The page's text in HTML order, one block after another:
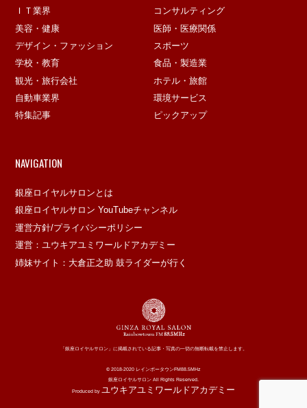
ＩＴ業界
コンサルティング
美容・健康
医師・医療関係
デザイン・ファッション
スポーツ
学校・教育
食品・製造業
観光・旅行会社
ホテル・旅館
自動車業界
環境サービス
特集記事
ピックアップ
NAVIGATION
銀座ロイヤルサロンとは
銀座ロイヤルサロン YouTubeチャンネル
運営方針/プライバシーポリシー
運営：ユウキアユミワールドアカデミー
姉妹サイト：大倉正之助 鼓ライダーが行く
「銀座ロイヤルサロン」に掲載されている記事・写真の一切の無断転載を禁止します。
© 2018-2020 レインボータウンFM88.5MHz
銀座ロイヤルサロン All Rights Reserved.
Produced by ユウキアユミワールドアカデミー